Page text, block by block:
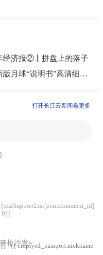
经济报②丨拼盘上的落子
立下中国新坐标！最新版月球“说明书”高清细节图来了
打开长江云新闻看更多
0}}
}} {{ i.replyed_passport.nickname ||
抢沙发~